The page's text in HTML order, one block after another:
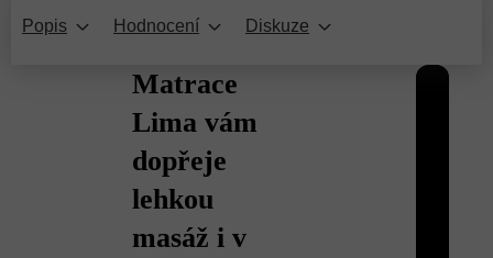
Popis Hodnocení Diskuze
Matrace
Lima vám
dopřeje
lehkou
masáž i v